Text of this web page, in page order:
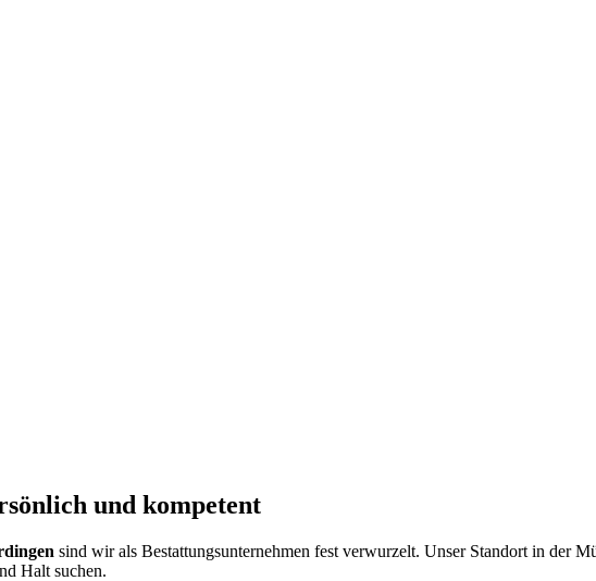
und kompetent
sind wir als Bestattungsunternehmen fest verwurzelt. Unser Standort in der
Halt suchen.